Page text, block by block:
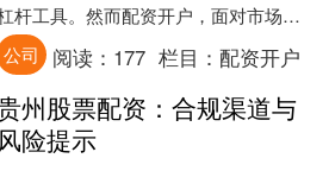
杆工具。然而配资开户，面对市场上
琅满目的配资公司，许多投资者不禁
惑：南充股票配资公司哪....
公司 阅读： 177 栏目：配资开户
州股票配资：合规渠道与
风险提示